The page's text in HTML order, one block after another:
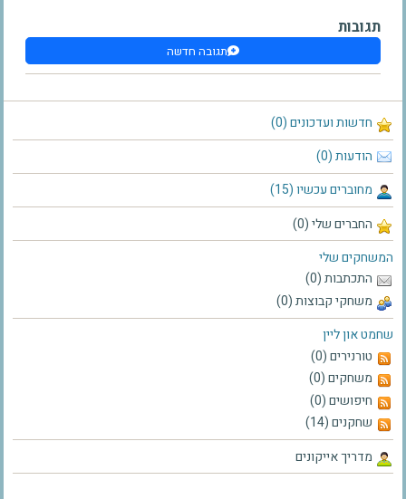
חדשות ועדכונים (0)
הודעות (0)
מחוברים עכשיו (15)
החברים שלי (0)
המשחקים שלי
התכתבות (0)
משחקי קבוצות (0)
שחמט און ליין
טורנירים (0)
משחקים (0)
חיפושים (0)
שחקנים (14)
מדריך אייקונים
תגובות
תגובה חדשה